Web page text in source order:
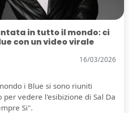
in tutto il mondo: ci
con un video virale
16/03/2026
i Blue si sono riuniti
vedere l'esibizione di Sal Da
Si".